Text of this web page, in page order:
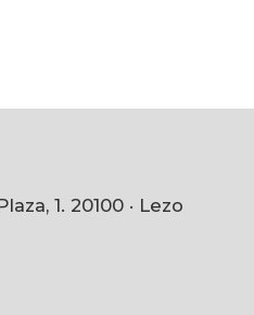
1. 20100 · Lezo